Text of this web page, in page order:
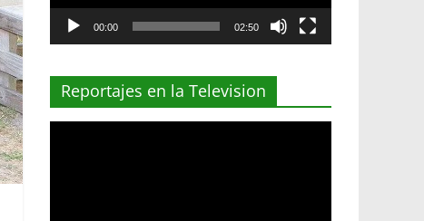
00:00 02:50
Reportajes en la Television